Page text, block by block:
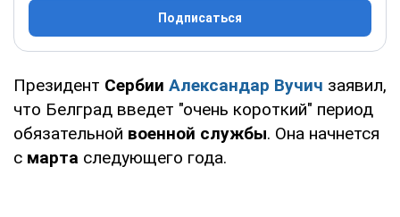
Подписаться
Президент Сербии Александар Вучич заявил,
что Белград введет "очень короткий" период
обязательной военной службы. Она начнется
с марта следующего года.